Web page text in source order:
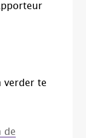
verder te
de